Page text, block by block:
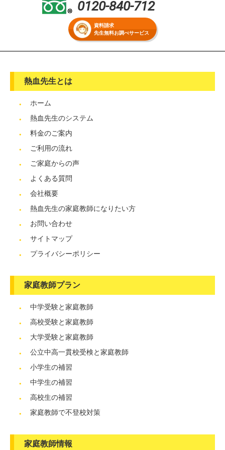
0120-840-712
資料請求
先生無料お調べサービス
熱血先生とは
ホーム
熱血先生のシステム
料金のご案内
ご利用の流れ
ご家庭からの声
よくある質問
会社概要
熱血先生の家庭教師になりたい方
お問い合わせ
サイトマップ
プライバシーポリシー
家庭教師プラン
中学受験と家庭教師
高校受験と家庭教師
大学受験と家庭教師
公立中高一貫校受検と家庭教師
小学生の補習
中学生の補習
高校生の補習
家庭教師で不登校対策
家庭教師情報